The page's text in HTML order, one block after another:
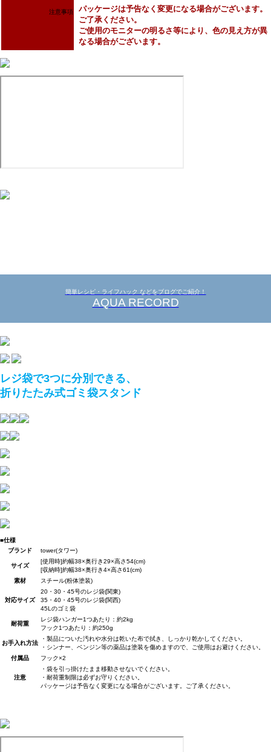
注意事項
パッケージは予告なく変更になる場合がございます。
ご了承ください。
ご使用のモニターの明るさ等により、色の見え方が異
なる場合がございます。
簡単レシピ・ライフハック などをブログでご紹介！
AQUA RECORD
レジ袋で3つに分別できる、
折りたたみ式ゴミ袋スタンド
■仕様
ブランド
tower(タワー)
サイズ
[使用時]約幅38×奥行き29×高さ54(cm)
[収納時]約幅38×奥行き4×高さ61(cm)
素材
スチール(粉体塗装)
対応サイズ
20・30・45号のレジ袋(関東)
35・40・45号のレジ袋(関西)
45Lのゴミ袋
耐荷重
レジ袋ハンガー1つあたり：約2kg
フック1つあたり：約250g
お手入れ方法
・製品についた汚れや水分は乾いた布で拭き、しっかり乾かしてください。
・シンナー、ベンジン等の薬品は塗装を傷めますので、ご使用はお避けください。
付属品
フック×2
注意
・袋を引っ掛けたまま移動させないでください。
・耐荷重制限は必ずお守りください。
パッケージは予告なく変更になる場合がございます。ご了承ください。